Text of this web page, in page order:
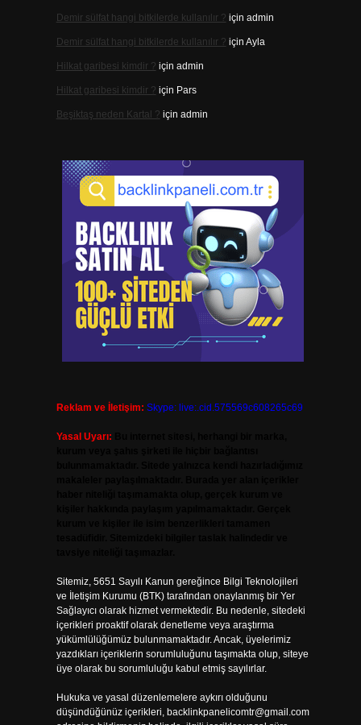
Demir sülfat hangi bitkilerde kullanılır ? için admin
Demir sülfat hangi bitkilerde kullanılır ? için Ayla
Hilkat garibesi kimdir ? için admin
Hilkat garibesi kimdir ? için Pars
Beşiktaş neden Kartal ? için admin
Reklam ve İletişim: Skype: live:.cid.575569c608265c69
Yasal Uyarı:
Sitemiz, 5651 Sayılı Kanun gereğince Bilgi Teknolojileri
ve İletişim Kurumu (BTK) tarafından onaylanmış bir Yer
Sağlayıcı olarak hizmet vermektedir. Bu nedenle, sitedeki
içerikleri proaktif olarak denetleme veya araştırma
yükümlülüğümüz bulunmamaktadır. Ancak, üyelerimiz
yazdıkları içeriklerin sorumluluğunu taşımakta olup, siteye
üye olarak bu sorumluluğu kabul etmiş sayılırlar.
Hukuka ve yasal düzenlemelere aykırı olduğunu
düşündüğünüz içerikleri, backlinkpanelicomtr@gmail.com